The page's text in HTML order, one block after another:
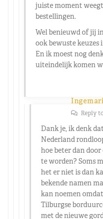
juiste moment
bestellingen.
Wel benieuwd of jij
ook bewuste keuzes
En ik moest nog
uiteindelijk komen
Reply
Dank je, ik denk
Nederland
hoe beter dan door
te worden? Soms
het er niet is dan
bekende namen
kan noemen
Tilburgse
met de nieuwe